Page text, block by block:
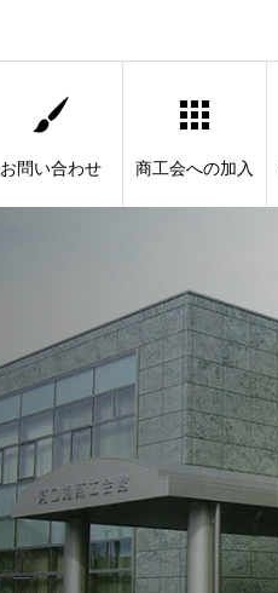
お問い合わせ 商工会への加入